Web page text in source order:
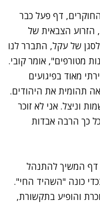
דף פעל כבר
הזרוע הצבאית של
של עקל, התברר לנו
מטורפים", אומר קובי.
מאוד בפיגועים
תהומית את היהודים.
וניצל. אני לא זוכר
כך הרבה אבדות
דף המשיך להתנהל
כונה "השהיד החי".
והופיע בתקשורת,